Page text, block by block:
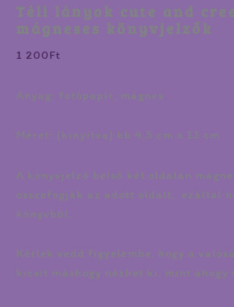
Téli lányok cute and
mágneses könyvjelzők
1 200Ft
Anyag: fotópapír, mágnes
Méret: (kinyitva) kb 4,5 cm x 13 cm
A könyvjelző belső két oldalán
összefogják az adott oldalt, ezáltal
könyvből.
Kérlek vedd figyelembe, hogy a
kicsit máshogy nézhet ki, mint